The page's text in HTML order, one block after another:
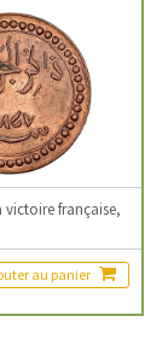
française,
au panier